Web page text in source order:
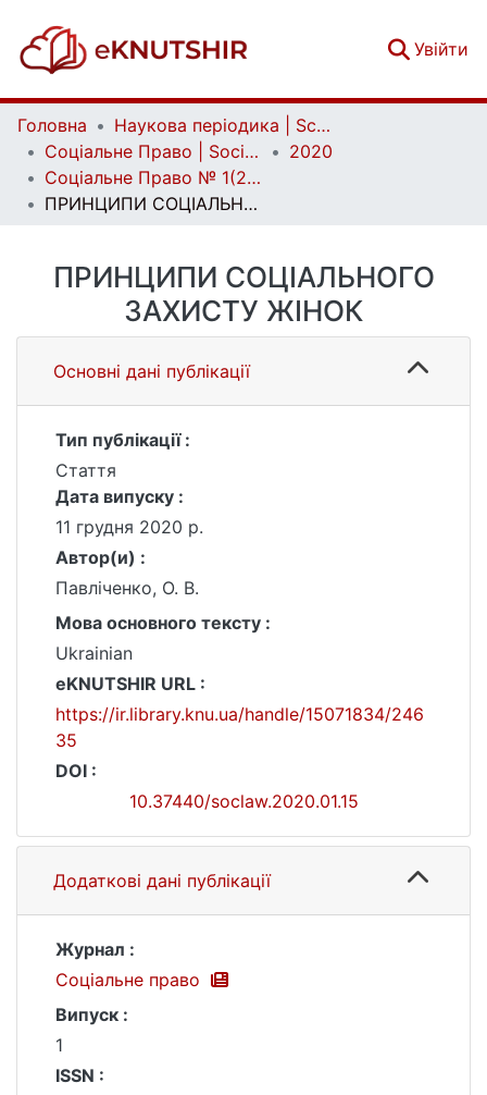
Увійти
Головна
Наукова періодика | Scientific periodicals
Соціальне Право | Social Law
2020
Соціальне Право № 1(2020)
ПРИНЦИПИ СОЦІАЛЬНОГО ЗАХИСТУ ЖІНОК
ПРИНЦИПИ СОЦІАЛЬНОГО
ЗАХИСТУ ЖІНОК
Основні дані публікації
Тип публікації :
Стаття
Дата випуску :
11 грудня 2020 р.
Автор(и) :
Павліченко, О. В.
Мова основного тексту :
Ukrainian
eKNUTSHIR URL :
https://ir.library.knu.ua/handle/15071834/246
35
DOI :
10.37440/soclaw.2020.01.15
Додаткові дані публікації
Журнал :
Соціальне право
Випуск :
1
ISSN :